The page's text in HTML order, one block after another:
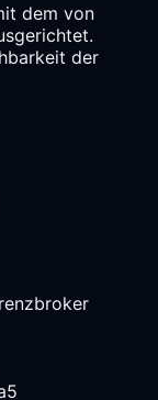
dem von
der